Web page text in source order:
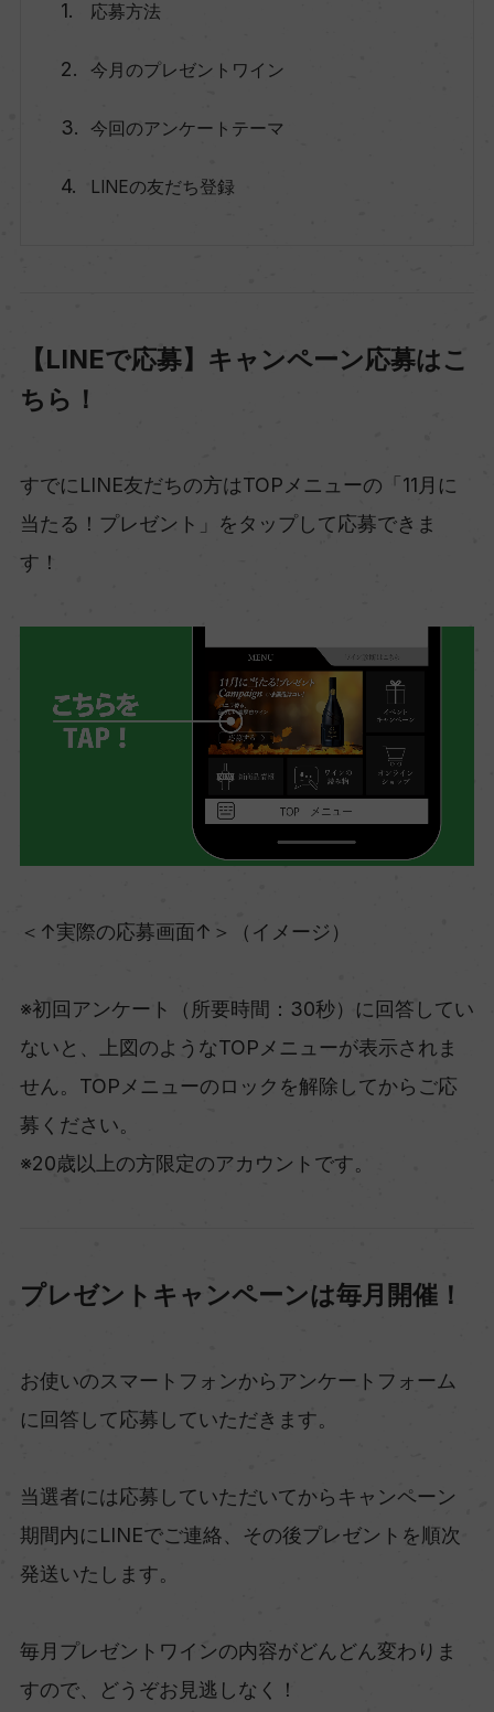
応募方法
今月のプレゼントワイン
今回のアンケートテーマ
LINEの友だち登録
【LINEで応募】キャンペーン応募はこ
ちら！
すでにLINE友だちの方はTOPメニューの「11月に
当たる！プレゼント」をタップして応募できま
す！
＜↑実際の応募画面↑＞（イメージ）
※初回アンケート（所要時間：30秒）に回答してい
ないと、上図のようなTOPメニューが表示されま
せん。TOPメニューのロックを解除してからご応
募ください。
※20歳以上の方限定のアカウントです。
プレゼントキャンペーンは毎月開催！
お使いのスマートフォンからアンケートフォーム
に回答して応募していただきます。
当選者には応募していただいてからキャンペーン
期間内にLINEでご連絡、その後プレゼントを順次
発送いたします。
毎月プレゼントワインの内容がどんどん変わりま
すので、どうぞお見逃しなく！